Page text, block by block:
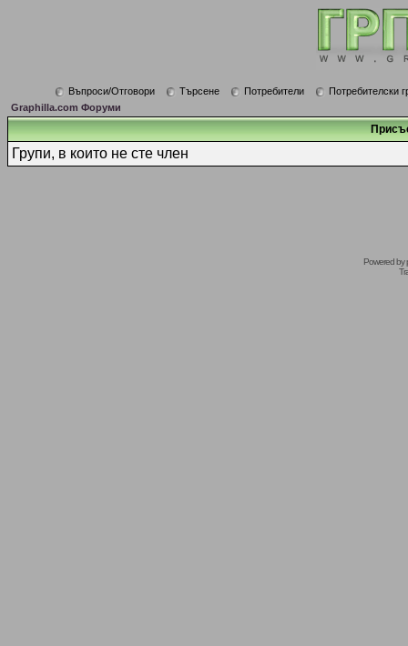
Въпроси/Отговори Търсене Потребители
Потребителски
Graphilla.com Форуми
Групи, в които не сте член
Powered by